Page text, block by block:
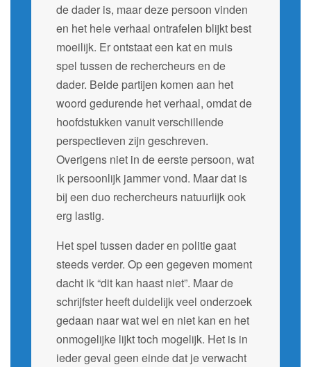
de dader is, maar deze persoon vinden
en het hele verhaal ontrafelen blijkt best
moeilijk. Er ontstaat een kat en muis
spel tussen de rechercheurs en de
dader. Beide partijen komen aan het
woord gedurende het verhaal, omdat de
hoofdstukken vanuit verschillende
perspectieven zijn geschreven.
Overigens niet in de eerste persoon, wat
ik persoonlijk jammer vond. Maar dat is
bij een duo rechercheurs natuurlijk ook
erg lastig.
Het spel tussen dader en politie gaat
steeds verder. Op een gegeven moment
dacht ik “dit kan haast niet”. Maar de
schrijfster heeft duidelijk veel onderzoek
gedaan naar wat wel en niet kan en het
onmogelijke lijkt toch mogelijk. Het is in
ieder geval geen einde dat je verwacht